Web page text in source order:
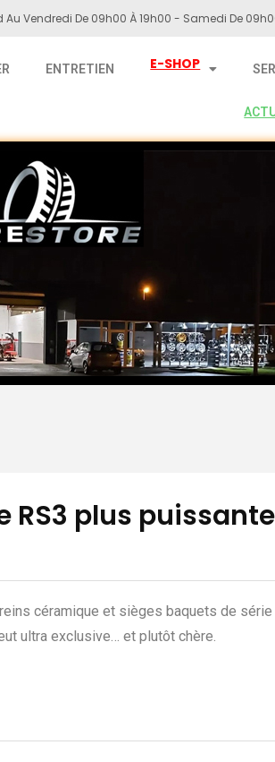
Vendredi De 09h00 À 19h00 - Samedi De
ENTRETIEN E-SHOP
RS3 plus
céramique et sièges baquets de
ultra exclusive… et plutôt chère.